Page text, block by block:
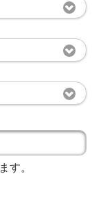
す。